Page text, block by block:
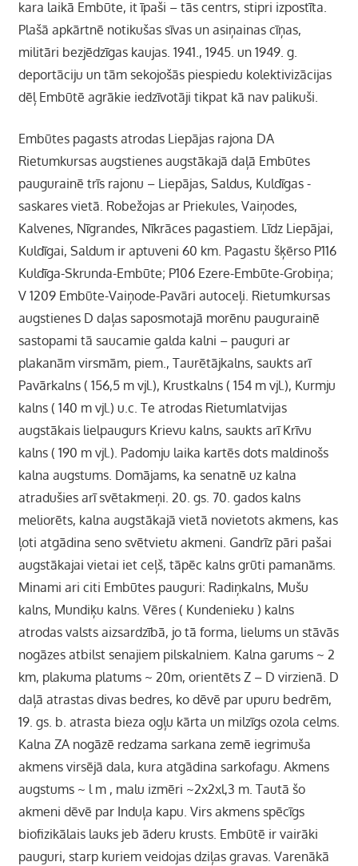
kara laikā Embūte, it īpaši – tās centrs, stipri izpostīta.
Plašā apkārtnē notikušas sīvas un asiņainas cīņas,
militāri bezjēdzīgas kaujas. 1941., 1945. un 1949. g.
deportāciju un tām sekojošās piespiedu kolektivizācijas
dēļ Embūtē agrākie iedzīvotāji tikpat kā nav palikuši.
Embūtes pagasts atrodas Liepājas rajona DA
Rietumkursas augstienes augstākajā daļā Embūtes
paugurainē trīs rajonu – Liepājas, Saldus, Kuldīgas -
saskares vietā. Robežojas ar Priekules, Vaiņodes,
Kalvenes, Nīgrandes, Nīkrāces pagastiem. Līdz Liepājai,
Kuldīgai, Saldum ir aptuveni 60 km. Pagastu šķērso P116
Kuldīga-Skrunda-Embūte; P106 Ezere-Embūte-Grobiņa;
V 1209 Embūte-Vaiņode-Pavāri autoceļi. Rietumkursas
augstienes D daļas saposmotajā morēnu paugurainē
sastopami tā saucamie galda kalni – pauguri ar
plakanām virsmām, piem., Taurētājkalns, saukts arī
Pavārkalns ( 156,5 m vjl.), Krustkalns ( 154 m vjl.), Kurmju
kalns ( 140 m vjl.) u.c. Te atrodas Rietumlatvijas
augstākais lielpaugurs Krievu kalns, saukts arī Krīvu
kalns ( 190 m vjl.). Padomju laika kartēs dots maldinošs
kalna augstums. Domājams, ka senatnē uz kalna
atradušies arī svētakmeņi. 20. gs. 70. gados kalns
meliorēts, kalna augstākajā vietā novietots akmens, kas
ļoti atgādina seno svētvietu akmeni. Gandrīz pāri pašai
augstākajai vietai iet ceļš, tāpēc kalns grūti pamanāms.
Minami ari citi Embūtes pauguri: Radiņkalns, Mušu
kalns, Mundiķu kalns. Vēres ( Kundenieku ) kalns
atrodas valsts aizsardzībā, jo tā forma, lielums un stāvās
nogāzes atbilst senajiem pilskalniem. Kalna garums ~ 2
km, plakuma platums ~ 20m, orientēts Z – D virzienā. D
daļā atrastas divas bedres, ko dēvē par upuru bedrēm,
19. gs. b. atrasta bieza ogļu kārta un milzīgs ozola celms.
Kalna ZA nogāzē redzama sarkana zemē iegrimuša
akmens virsējā dala, kura atgādina sarkofagu. Akmens
augstums ~ l m , malu izmēri ~2x2xl,3 m. Tautā šo
akmeni dēvē par Induļa kapu. Virs akmens spēcīgs
biofizikālais lauks jeb āderu krusts. Embūtē ir vairāki
pauguri, starp kuriem veidojas dziļas gravas. Varenākā